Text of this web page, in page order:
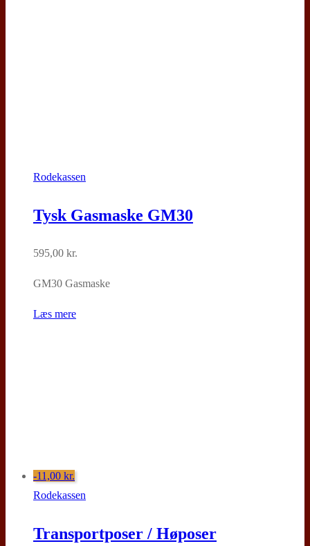
Rodekassen
Tysk Gasmaske GM30
595,00 kr.
GM30 Gasmaske
Læs mere
-11,00 kr.
Rodekassen
Transportposer / Høposer